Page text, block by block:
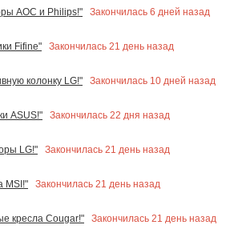
AOC и Philips!"
Закончилась 6 дней назад
Fifine"
Закончилась 21 день назад
колонку LG!"
Закончилась 10 дней назад
ASUS!"
Закончилась 22 дня назад
LG!"
Закончилась 21 день назад
MSI!"
Закончилась 21 день назад
кресла Cougar!"
Закончилась 21 день назад